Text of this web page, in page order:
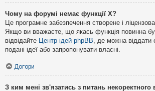
Чому на форумі немає функції X?
Це програмне забезпечення створене і
Якщо ви вважаєте, що якась функція повинна
відвідайте Центр ідей phpBB, де можна віддати
подані ідеї або запропонувати власні.
Догори
З ким мені зв'язатись з питань некоректного